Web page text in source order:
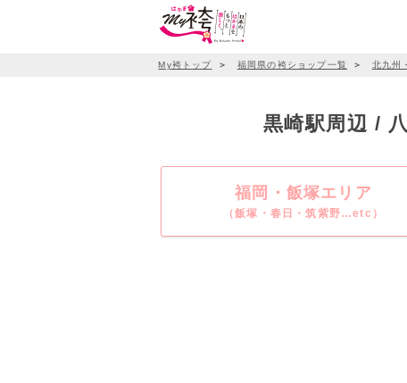
My袴トップ ＞ 福岡県の袴ショップ一覧 ＞ 北九州
黒崎駅周辺 /
福岡・飯塚エリア
（飯塚・春日・筑紫野…etc）